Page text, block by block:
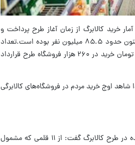
خرید کالابرگ از زمان آغاز طرح پرداخت و
گفت:مرحله اول کالابرگ الکترونیک از ۱۷ دی ماه آغاز شد و حساب افرادی که شارژ کردیم تاکنون حدود ۸۵.۵ میلیون نفر بوده است.تعداد
کسانی که به فروشگاه‌ها مراجعه کرده‌اند ۸۳ میلیون نفر بوده و اکنون نیز ۸۰.۵ هزار میلیارد تومان خرید در ۲۶۰ هزار فروشگاه طرح قرارداد
که نوبت دوم اجرای طرح و مراجعه دهک‌های ۱ تا ۳ است، مجددا شاهد اوج خرید مردم در فروشگاه‌های کالابرگی
معاون رفاهی و اقتصادی وزارت تعاون، کار و رفاه اجتماعی درباره بیشترین کالای خریداری شده در طرح کالابرگ گفت: از ۱۱ قلمی که مشمول